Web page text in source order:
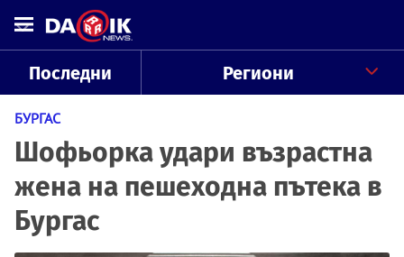
Последни Региони
БУРГАС
Шофьорка удари възрастна
жена на пешеходна пътека в
Бургас